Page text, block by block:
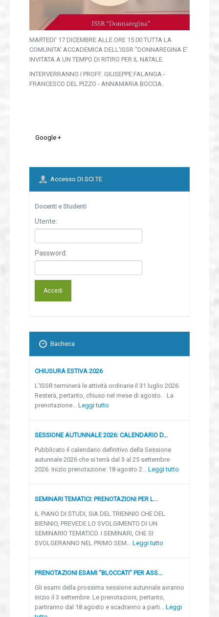
Contatti
MARTEDI' 17 DICEMBRE ALLE ORE 15.00 TUTTA LA
COMUNITA' ACCADEMICA DELL'ISSR "DONNAREGINA E'
INVITATA A UN TEMPO DI RITIRO PER IL NATALE.
INTERVERRANNO I PROFF. GIUSEPPE FALANGA -
FRANCESCO DEL PIZZO - ANNAMARIA BOCCIA.
Google +
Accesso DI.SCI.TE
Docenti e Studenti
Utente:
Password:
Bacheca
CHIUSURA ESTIVA 2026
L'ISSR terminerà le attività ordinarie il 31 luglio 2026.
Resterà, pertanto, chiuso nel mese di agosto. La
prenotazione... Leggi tutto
SESSIONE AUTUNNALE 2026: CALENDARIO D...
Pubblicato il calendario definitivo della Sessione
autunnale 2026 che si terrà dal 3 al 25 settembre
2026. Inizio prenotazione: 18 agosto 2... Leggi tutto
SEMINARI TEMATICI: PRENOTAZIONI PER L...
IL PIANO DI STUDI, SIA DEL TRIENNIO CHE DEL
BIENNIO, PREVEDE LO SVOLGIMENTO DI UN
SEMINARIO TEMATICO. I SEMINARI, CHE SI
SVOLGERANNO NEL PRIMO SEM... Leggi tutto
PRENOTAZIONI ESAMI "BLOCCATI" PER ASS...
Gli esami della prossima sessione autunnale avranno
inizio il 3 settembre. Le prenotazioni, pertanto,
partiranno dal 18 agosto e scadranno a parti... Leggi